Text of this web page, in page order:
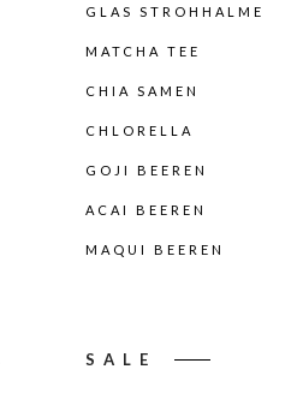
GLAS STROHHALME
MATCHA TEE
CHIA SAMEN
CHLORELLA
GOJI BEEREN
ACAI BEEREN
MAQUI BEEREN
SALE